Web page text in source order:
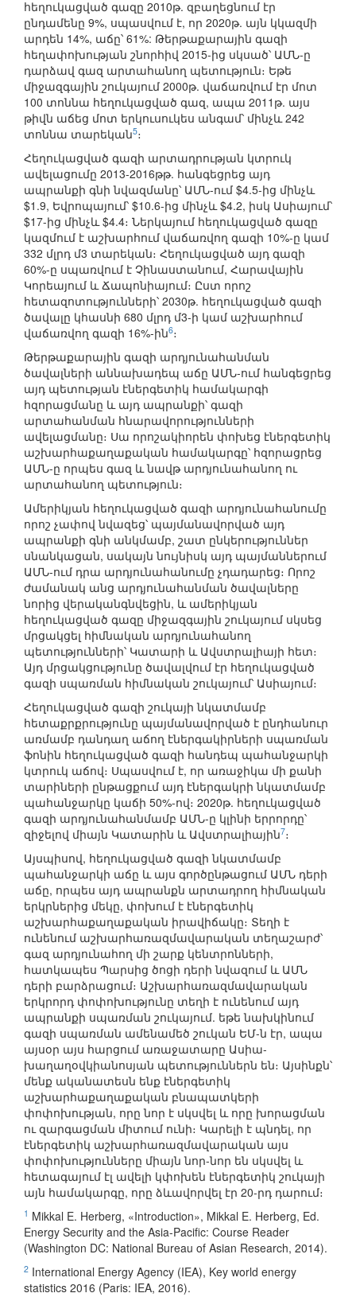
հեղուկացված գազը 2010թ. զբաղեցնում էր
ընդամենը 9%, սպասվում է, որ 2020թ. այն կկազմի
արդեն 14%, աճը՝ 61%: Թերթաքարային գազի
հեղափոխության շնորհիվ 2015-ից սկսած՝ ԱՄՆ-ը
դարձավ գազ արտահանող պետություն։ Եթե
միջազգային շուկայում 2000թ. վաճառվում էր մոտ
100 տոննա հեղուկացված գազ, ապա 2011թ. այս
թիվն աճեց մոտ երկուսուկես անգամ՝ մինչև 242
տոննա տարեկան5։
Հեղուկացված գազի արտադրության կտրուկ
ավելացումը 2013-2016թթ. հանգեցրեց այդ
ապրանքի գնի նվազմանը՝ ԱՄՆ-ում $4.5-ից մինչև
$1.9, Եվրոպայում՝ $10.6-ից մինչև $4.2, իսկ Ասիայում՝
$17-ից մինչև $4.4։ Ներկայում հեղուկացված գազը
կազմում է աշխարհում վաճառվող գազի 10%-ը կամ
332 մլրդ մ3 տարեկան։ Հեղուկացված այդ գազի
60%-ը սպառվում է Չինաստանում, Հարավային
Կորեայում և Ճապոնիայում։ Ըստ որոշ
հետազոտությունների՝ 2030թ. հեղուկացված գազի
ծավալը կհասնի 680 մլրդ մ3-ի կամ աշխարհում
վաճառվող գազի 16%-ին6։
Թերթաքարային գազի արդյունահանման
ծավալների աննախադեպ աճը ԱՄՆ-ում հանգեցրեց
այդ պետության էներգետիկ համակարգի
հզորացմանը և այդ ապրանքի՝ գազի
արտահանման հնարավորությունների
ավելացմանը։ Սա որոշակիորեն փոխեց էներգետիկ
աշխարհաքաղաքական համակարգը՝ հզորացրեց
ԱՄՆ-ը որպես գազ և նավթ արդյունահանող ու
արտահանող պետություն։
Ամերիկյան հեղուկացված գազի արդյունահանումը
որոշ չափով նվազեց՝ պայմանավորված այդ
ապրանքի գնի անկմամբ, շատ ընկերություններ
սնանկացան, սակայն նույնիսկ այդ պայմաններում
ԱՄՆ-ում դրա արդյունահանումը չդադարեց։ Որոշ
ժամանակ անց արդյունահանման ծավալները
նորից վերականգնվեցին, և ամերիկյան
հեղուկացված գազը միջազգային շուկայում սկսեց
մրցակցել հիմնական արդյունահանող
պետությունների՝ Կատարի և Ավստրալիայի հետ։
Այդ մրցակցությունը ծավալվում էր հեղուկացված
գազի սպառման հիմնական շուկայում՝ Ասիայում։
Հեղուկացված գազի շուկայի նկատմամբ
հետաքրքրությունը պայմանավորված է ընդհանուր
առմամբ դանդաղ աճող էներգակիրների սպառման
ֆոնին հեղուկացված գազի հանդեպ պահանջարկի
կտրուկ աճով։ Սպասվում է, որ առաջիկա մի քանի
տարիների ընթացքում այդ էներգակրի նկատմամբ
պահանջարկը կաճի 50%-ով։ 2020թ. հեղուկացված
գազի արդյունահանմամբ ԱՄՆ-ը կլինի երրորդը՝
զիջելով միայն Կատարին և Ավստրալիային7։
Այսպիսով, հեղուկացված գազի նկատմամբ
պահանջարկի աճը և այս գործընթացում ԱՄՆ դերի
աճը, որպես այդ ապրանքն արտադրող հիմնական
երկրներից մեկը, փոխում է էներգետիկ
աշխարհաքաղաքական իրավիճակը։ Տեղի է
ունենում աշխարհառազմավարական տեղաշարժ՝
գազ արդյունահող մի շարք կենտրոնների,
հատկապես Պարսից ծոցի դերի նվազում և ԱՄՆ
դերի բարձրացում։ Աշխարհառազմավարական
երկրորդ փոփոխությունը տեղի է ունենում այդ
ապրանքի սպառման շուկայում. եթե նախկինում
գազի սպառման ամենամեծ շուկան ԵՄ-ն էր, ապա
այսօր այս հարցում առաջատարը Ասիա-
խաղաղօվկիանոսյան պետություններն են։ Այսինքն՝
մենք ականատեսն ենք էներգետիկ
աշխարհաքաղաքական բնապատկերի
փոփոխության, որը նոր է սկսվել և որը խորացման
ու զարգացման միտում ունի։ Կարելի է պնդել, որ
էներգետիկ աշխարհառազմավարական այս
փոփոխությունները միայն նոր-նոր են սկսվել և
հետագայում էլ ավելի կփոխեն էներգետիկ շուկայի
այն համակարգը, որը ձևավորվել էր 20-րդ դարում։
1 Mikkal E. Herberg, «Introduction», Mikkal E. Herberg, Ed.
Energy Security and the Asia-Pacific: Course Reader
(Washington DC: National Bureau of Asian Research, 2014).
2 International Energy Agency (IEA), Key world energy
statistics 2016 (Paris: IEA, 2016).